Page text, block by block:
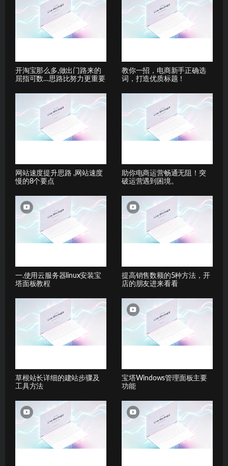
开淘宝那么多,做出门路来的
屈指可数…思路比努力更重要
教你一招，电商新手正确选
词，打造优质标题！
网站速度提升思路 ,网站速度
慢的8个要点
助你电商运营畅通无阻！突
破运营遇到困境。
一.使用云服务器linux安装宝
塔面板教程
提高销售数额的5种方法，开
店的朋友进来看看
草根站长详细的建站步骤及
工具方法
宝塔Windows管理面板主要
功能